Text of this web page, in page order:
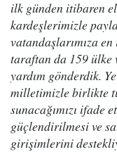
ilk günden itibaren
kardeşlerimizle
vatandaşlarımıza
taraftan da 159 ülke
yardım gönderdik.
milletimizle birlikte
sunacağımızı ifade
güçlendirilmesi ve
girişimlerini